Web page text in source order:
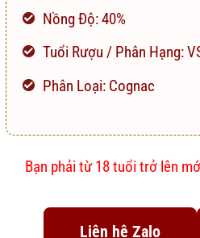
Nồng Độ: 40%
Tuổi Rượu / Phân Hạng:
Phân Loại: Cognac
Bạn phải từ 18 tuổi trở lên
Liên hệ Zalo